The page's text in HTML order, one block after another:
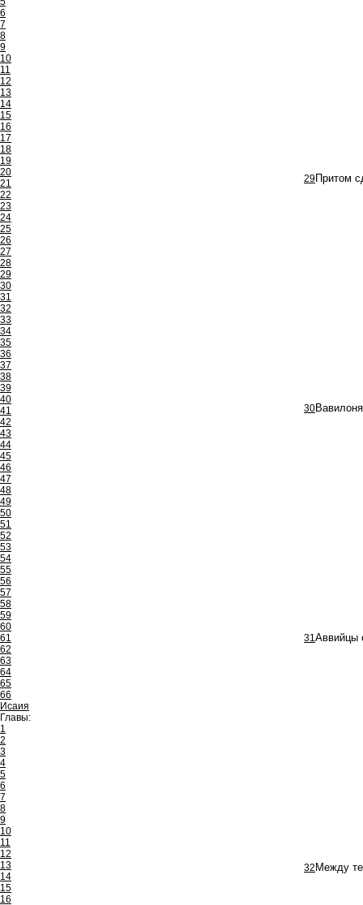
6
7
8
9
10
11
12
13
14
15
16
17
18
19
20
21
22
23
24
25
26
27
28
29
30
31
32
33
34
35
36
37
38
39
40
41
42
43
44
45
46
47
48
49
50
51
52
53
54
55
56
57
58
59
60
61
62
63
64
65
66
Исаия
Главы:
1
2
3
4
5
6
7
8
9
10
11
12
13
14
15
16
29 Притом
30
31Аввийцы
32 Между